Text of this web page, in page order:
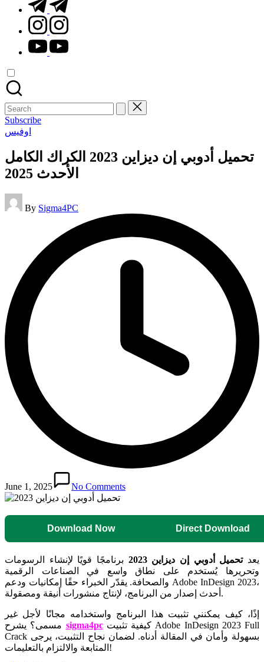
instagram.com
youtube.com
Search
for:
Subscribe
Posted
اوفيس
تحميل أدوبي إن ديزاين 2023 الكراك الكامل
الأحدث 2025
Posted
by
By Sigma4PC
June 1, 2025 No Comments
Download Now Direct Download
يعدتحميل أدوبي إن ديزاين 2023
برنامجًا قويًا لإنشاء الرسومات
وتحريرها يُستخدم على نطاق واسع في الصناعات الرقمية
والصحافة. يقدّر الخبراء حقًا إمكانيات ودعم Adobe InDesign 2023،
أحدث إصدار من البرنامج، لإنتاج منشورات أنيقة ومصقولة.
إذًا، كيف يمكنني تثبيت هذا البرنامج واستخدامه مجانًا لأجل غير
sigma4pc كيفية تثبيت Adobe InDesign 2023 Full
Crack بسهولة وأمان في المقالة أدناه. لضمان نجاح التثبيت، يرجى
المتابعة والالتزام بالتعليمات!